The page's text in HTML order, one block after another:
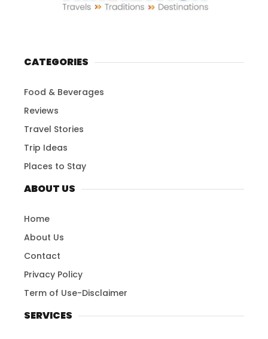
CATEGORIES
Food & Beverages
Reviews
Travel Stories
Trip Ideas
Places to Stay
ABOUT US
Home
About Us
Contact
Privacy Policy
Term of Use-Disclaimer
SERVICES